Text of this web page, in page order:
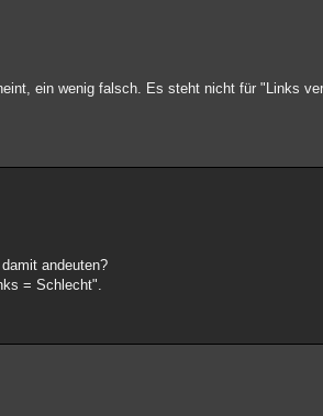
ein wenig falsch. Es steht nicht für "Links
andeuten?
= Schlecht".